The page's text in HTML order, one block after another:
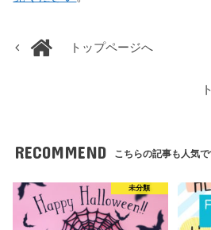
トップページへ
RECOMMEND こちらの記事も人気で
未分類